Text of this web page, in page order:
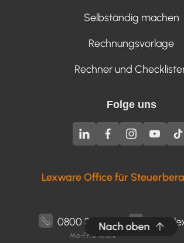
Selbständig machen
Rechnungsvorlage
Rechner und
Folge uns
Lexware Office für
0800 3000 777
Mo-Fr: 8-18 Uhr
Nach oben